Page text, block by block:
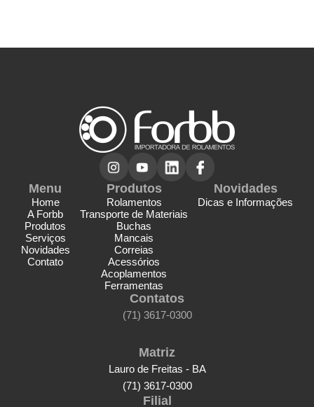
Menu
Home
A Forbb
Produtos
Serviços
Novidades
Contato
Produtos
Rolamentos
Transporte de Materiais
Buchas
Mancais
Correias
Acessórios
Acoplamentos
Ferramentas
Novidades
Dicas e Informações
Contatos
(71) 3617-0300
Matriz
Lauro de Freitas - BA
(71) 3617-0300
Filial